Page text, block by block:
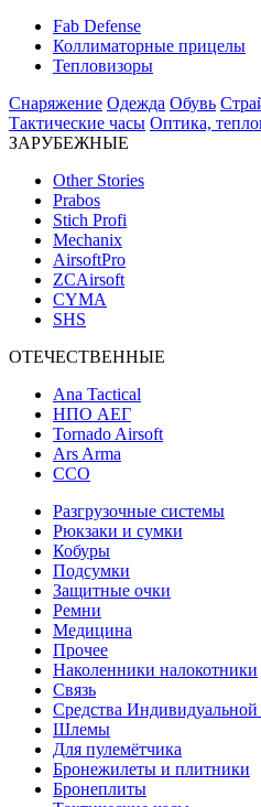
Fab Defense
Коллиматорные прицелы
Тепловизоры
Снаряжение Одежда Обувь
Тактические часы Оптика,
ЗАРУБЕЖНЫЕ
Other Stories
Prabos
Stich Profi
Mechanix
AirsoftPro
ZCAirsoft
CYMA
SHS
ОТЕЧЕСТВЕННЫЕ
Ana Tactical
НПО АЕГ
Tornado Airsoft
Ars Arma
ССО
Разгрузочные системы
Рюкзаки и сумки
Кобуры
Подсумки
Защитные очки
Ремни
Медицина
Прочее
Наколенники налокотники
Связь
Средства
Шлемы
Для пулемётчика
Бронежилеты и плитники
Бронеплиты